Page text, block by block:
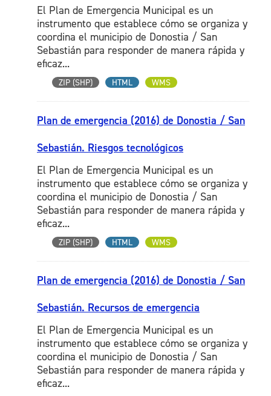
El Plan de Emergencia Municipal es un
instrumento que establece cómo se organiza y
coordina el municipio de Donostia / San
Sebastián para responder de manera rápida y
eficaz...
ZIP (SHP) HTML WMS
Plan de emergencia (2016) de Donostia / San
Sebastián. Riesgos tecnológicos
El Plan de Emergencia Municipal es un
instrumento que establece cómo se organiza y
coordina el municipio de Donostia / San
Sebastián para responder de manera rápida y
eficaz...
ZIP (SHP) HTML WMS
Plan de emergencia (2016) de Donostia / San
Sebastián. Recursos de emergencia
El Plan de Emergencia Municipal es un
instrumento que establece cómo se organiza y
coordina el municipio de Donostia / San
Sebastián para responder de manera rápida y
eficaz...